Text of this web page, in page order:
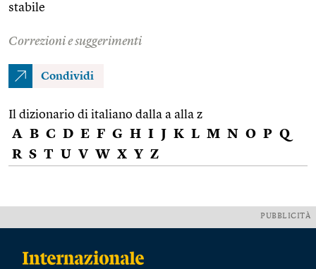
stabile
Correzioni e suggerimenti
Condividi
Il dizionario di italiano dalla a alla z
A B C D E F G H I J K L M N O P Q
R S T U V W X Y Z
PUBBLICITÀ